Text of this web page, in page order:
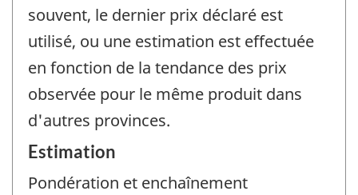
souvent, le dernier prix déclaré est
utilisé, ou une estimation est effectuée
en fonction de la tendance des prix
observée pour le même produit dans
d'autres provinces.
Estimation
Pondération et enchaînement